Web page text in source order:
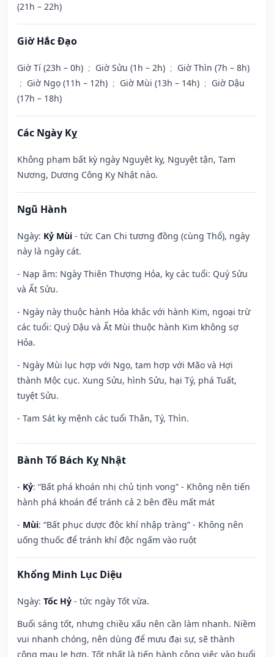
(21h – 22h)
Giờ Hắc Đạo
Giờ Tí (23h – 0h) ; Giờ Sửu (1h – 2h) ; Giờ Thìn (7h – 8h)
; Giờ Ngọ (11h – 12h) ; Giờ Mùi (13h – 14h) ; Giờ Dậu
(17h – 18h)
Các Ngày Kỵ
Không phạm bất kỳ ngày Nguyệt kỵ, Nguyệt tận, Tam
Nương, Dương Công Kỵ Nhật nào.
Ngũ Hành
Ngày: Kỷ Mùi - tức Can Chi tương đồng (cùng Thổ), ngày
này là ngày cát.
- Nạp âm: Ngày Thiên Thượng Hỏa, kỵ các tuổi: Quý Sửu
và Ất Sửu.
- Ngày này thuộc hành Hỏa khắc với hành Kim, ngoại trừ
các tuổi: Quý Dậu và Ất Mùi thuộc hành Kim không sợ
Hỏa.
- Ngày Mùi lục hợp với Ngọ, tam hợp với Mão và Hợi
thành Mộc cục. Xung Sửu, hình Sửu, hại Tý, phá Tuất,
tuyệt Sửu.
- Tam Sát kỵ mệnh các tuổi Thân, Tý, Thìn.
Bành Tổ Bách Kỵ Nhật
- Kỷ: “Bất phá khoán nhị chủ tịnh vong” - Không nên tiến
hành phá khoán để tránh cả 2 bên đều mất mát
- Mùi: “Bất phục dược độc khí nhập tràng” - Không nên
uống thuốc để tránh khí độc ngấm vào ruột
Khổng Minh Lục Diệu
Ngày: Tốc Hỷ - tức ngày Tốt vừa.
Buổi sáng tốt, nhưng chiều xấu nên cần làm nhanh. Niềm
vui nhanh chóng, nên dùng để mưu đại sự, sẽ thành
công mau lẹ hơn. Tốt nhất là tiến hành công việc vào buổi